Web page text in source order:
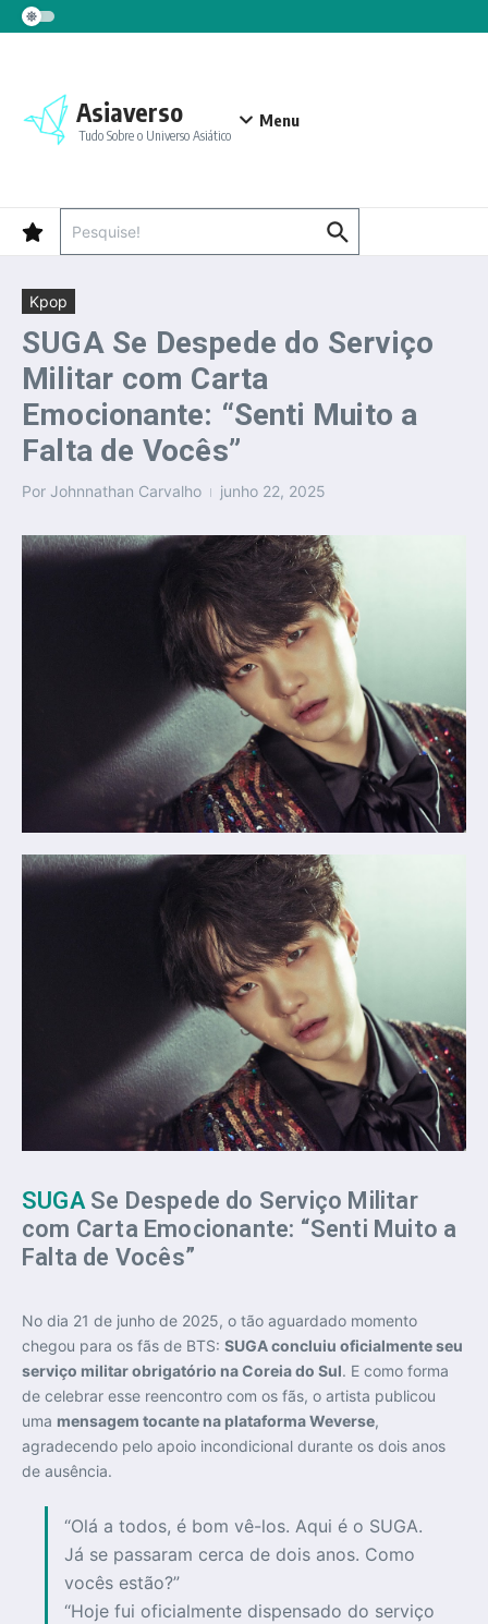
Ir para o conteúdo
Asiaverso
Tudo Sobre o Universo Asiático
Menu
Kpop
SUGA Se Despede do Serviço
Militar com Carta
Emocionante: “Senti Muito a
Falta de Vocês”
Por Johnnathan Carvalho junho 22, 2025
SUGASe Despede do Serviço Militar
com Carta Emocionante: “Senti Muito a
Falta de Vocês”
No dia 21 de junho de 2025, o tão aguardado momento
chegou para os fãs de BTS: SUGA concluiu oficialmente seu
serviço militar obrigatório na Coreia do Sul. E como forma
de celebrar esse reencontro com os fãs, o artista publicou
uma mensagem tocante na plataforma Weverse,
agradecendo pelo apoio incondicional durante os dois anos
de ausência.
“Olá a todos, é bom vê-los. Aqui é o SUGA.
Já se passaram cerca de dois anos. Como
vocês estão?”
“Hoje fui oficialmente dispensado do serviço